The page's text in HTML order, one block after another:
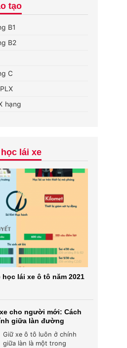
tạo
B1
B2
C
hạng
lái xe
lái xe ô tô năm 2021
cho người mới: Cách
giữa làn đường
Giữ xe ô tô luôn ở chính
giữa làn là một trong